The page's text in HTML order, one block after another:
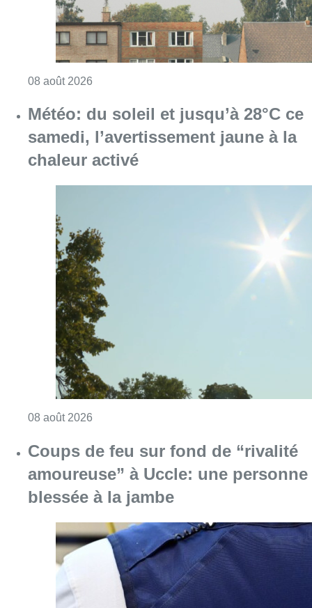
08 août 2026
Météo: du soleil et jusqu’à 28°C ce
samedi, l’avertissement jaune à la
chaleur activé
08 août 2026
Coups de feu sur fond de “rivalité
amoureuse” à Uccle: une personne
blessée à la jambe